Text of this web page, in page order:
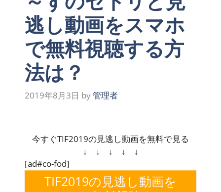
逃し動画をスマホ
で無料視聴する方
法は？
2019年8月3日 by管理者
今すぐTIF2019の見逃し動画を無料で見る
↓ ↓ ↓ ↓ ↓
[ad#co-fod]
TIF2019の見逃し動画を